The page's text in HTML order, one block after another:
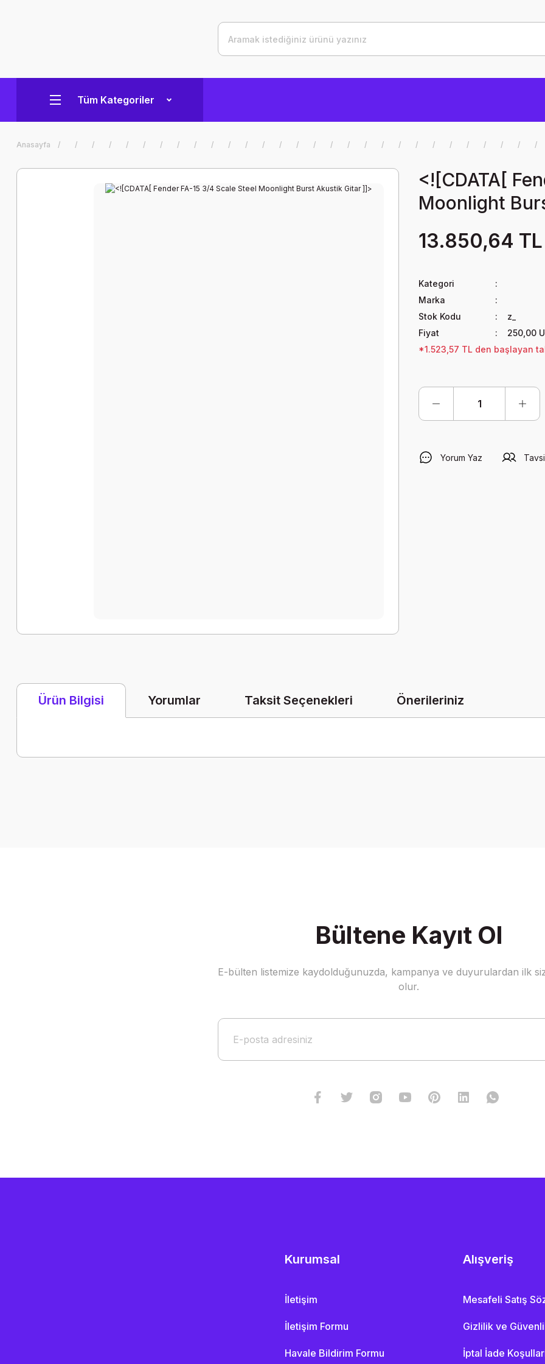
Tüm Kategoriler
Anasayfa
<![CDATA[
Moonlight
13.850,64 TL
Kategori
Marka
Stok Kodu
z_
Fiyat
250,00
*1.523,57 TL den başlayan
Yorum Yaz
Ürün Bilgisi Yorumlar Taksit Seçenekleri Önerileriniz
Gönder
Bültene Kayıt Ol
E-bülten listemize kaydolduğunuzda, kampanya ve duyurulardan ilk
olur.
Kurumsal
İletişim
İletişim Formu
Havale Bildirim Formu
Alışveriş
Mesafeli Satış
Gizlilik ve
İptal İade